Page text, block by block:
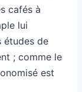
cafés à
lui
études de
; comme le
est